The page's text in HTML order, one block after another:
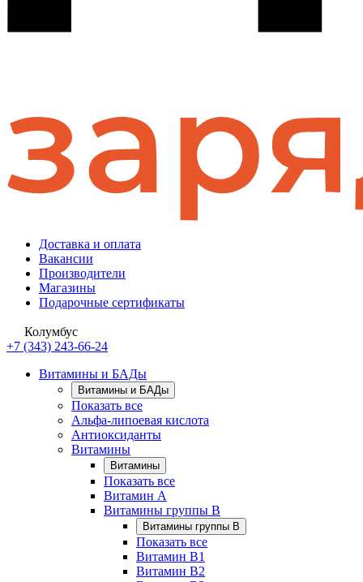
Доставка и оплата
Вакансии
Производители
Магазины
Подарочные сертификаты
Колумбус
+7 (343) 243-66-24
Витамины и БАДы
Витамины и БАДы
Показать все
Альфа-липоевая кислота
Антиоксиданты
Витамины
Витамины
Показать все
Витамин A
Витамины группы B
Витамины группы B
Показать все
Витамин B1
Витамин B2